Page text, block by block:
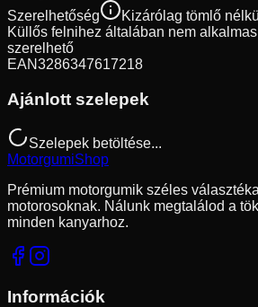
Szerelhetőség
Kizárólag tömlő
Küllős felnihez általában nem
szerelhető
EAN3286347617218
Ajánlott szelepek
Szelepek betöltése...
MotorgumiShop
Prémium motorgumik széles
motorosoknak. Nálunk megtalálod a
minden kanyarhoz.
Információk